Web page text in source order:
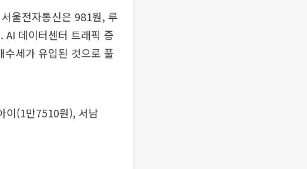
울전자통신은 981원, 루
데이터센터 트래픽 증
수세가 유입된 것으로 풀
이(1만7510원), 서남